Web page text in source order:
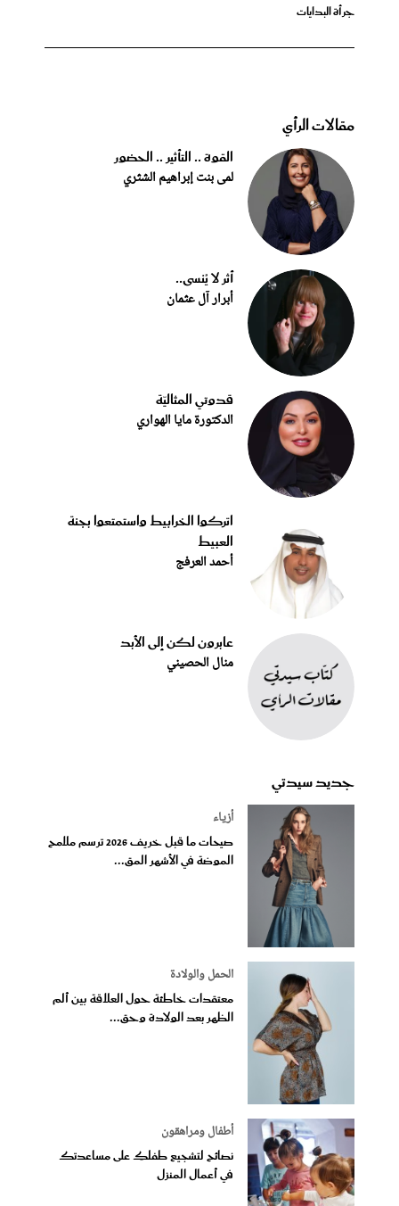
جرأة البدايات
مقالات الرأي
القوة .. التأثير .. الحضور
لمى بنت إبراهيم الشثري
أثر لا يُنسى..
أبرار آل عثمان
قدوتي المثاليّة
الدكتورة مايا الهواري
اتركوا الخرابيط واستمتعوا بجنة
العبيط
أحمد العرفج
عابرون لكن إلى الأبد
منال الحصيني
جديد سيدتي
أزياء
صيحات ما قبل خريف 2026 ترسم ملامح
الموضة في الأشهر المق...
الحمل والولادة
معتقدات خاطئة حول العلاقة بين ألم
الظهر بعد الولادة وحق...
أطفال ومراهقون
نصائح لتشجيع طفلكِ على مساعدتك
في أعمال المنزل